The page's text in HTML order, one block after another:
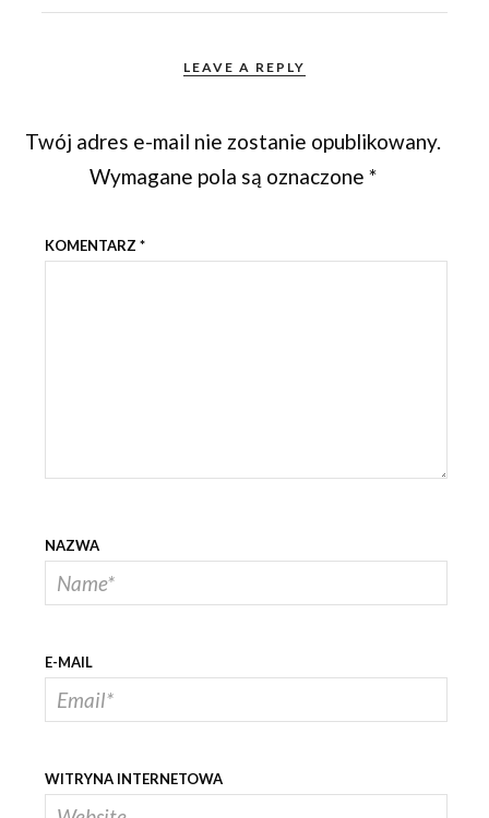
LEAVE A REPLY
Twój adres e-mail nie zostanie opublikowany.
Wymagane pola są oznaczone *
KOMENTARZ *
NAZWA
E-MAIL
WITRYNA INTERNETOWA